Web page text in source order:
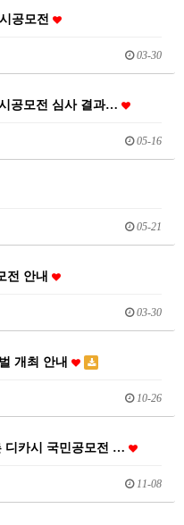
공모전
03-30
공모전 심사 결과…
05-16
05-21
전 안내
03-30
개최 안내
10-26
디카시 국민공모전 …
11-08